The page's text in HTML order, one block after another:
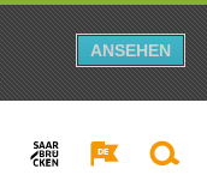
ANSEHEN